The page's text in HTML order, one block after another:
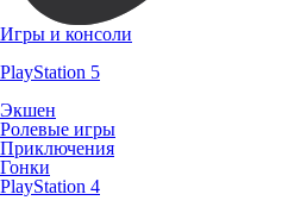
Игры и консоли
PlayStation 5
Экшен
Ролевые игры
Приключения
Гонки
PlayStation 4